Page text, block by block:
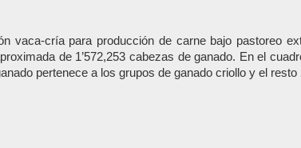
vaca-cría para producción de carne bajo pastoreo
de 1’572,253 cabezas de ganado. En el
pertenece a los grupos de ganado criollo y el